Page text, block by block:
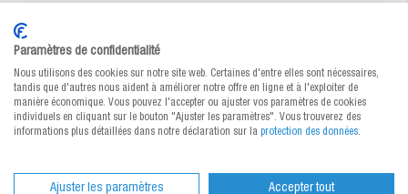
pour 90 serviettes env.
Distributeur de table grand (L555.300)
Dimensions 105 x 311 x 134 mm (Lo x La x Ha)
Paramètres de confidentialité
Nous utilisons des cookies sur notre site web. Certaines d'entre elles sont nécessaires,
tandis que d'autres nous aident à améliorer notre offre en ligne et à l'exploiter de
manière économique. Vous pouvez l'accepter ou ajuster vos paramètres de cookies
individuels en cliquant sur le bouton "Ajuster les paramètres". Vous trouverez des
informations plus détaillées dans notre déclaration sur la protection des données
Ajuster les paramètres Accepter tout